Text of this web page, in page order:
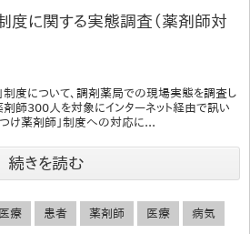
度に関する実態調査（薬剤師対
制度について、調剤薬局での現場実態を調査し
師300人を対象にインターネット経由で訊い
つけ薬剤師」制度への対応に...
続きを読む
医療 患者 薬剤師 医療 病気